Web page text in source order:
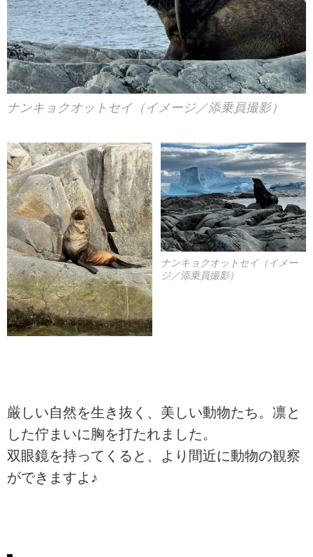
ナンキョクオットセイ（イメージ／添乗員撮影）
ナンキョクオットセイ（イメー
ジ／添乗員撮影）
厳しい自然を生き抜く、美しい動物たち。凛と
した佇まいに胸を打たれました。
双眼鏡を持ってくると、より間近に動物の観察
ができますよ♪